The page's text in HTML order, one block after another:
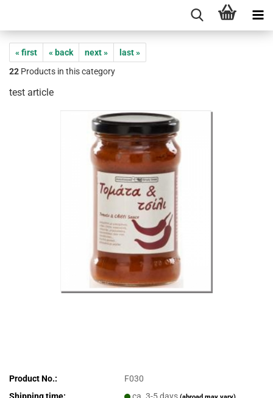
« first « back next »
last »
22 Products in this category
test article
Product No.:
F030
Shipping time:
ca. 3-5 days